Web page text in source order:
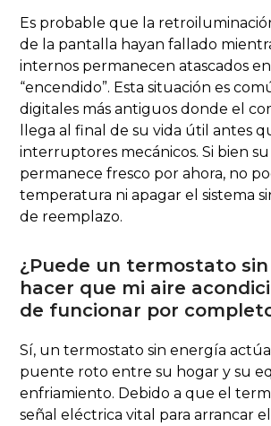
Es probable que la
de la pantalla hayan fallado
internos permanecen atascados
“encendido”. Esta situación es
digitales más antiguos donde el
llega al final de su vida útil antes
interruptores mecánicos. Si bien
permanece fresco por ahora, no
temperatura ni apagar el sistema
de reemplazo.
¿Puede un termostato
hacer que mi aire
de funcionar por
Sí, un termostato sin energía
puente roto entre su hogar y su
enfriamiento. Debido a que el
señal eléctrica vital para arrancar